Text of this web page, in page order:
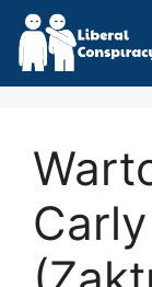
Skip
content